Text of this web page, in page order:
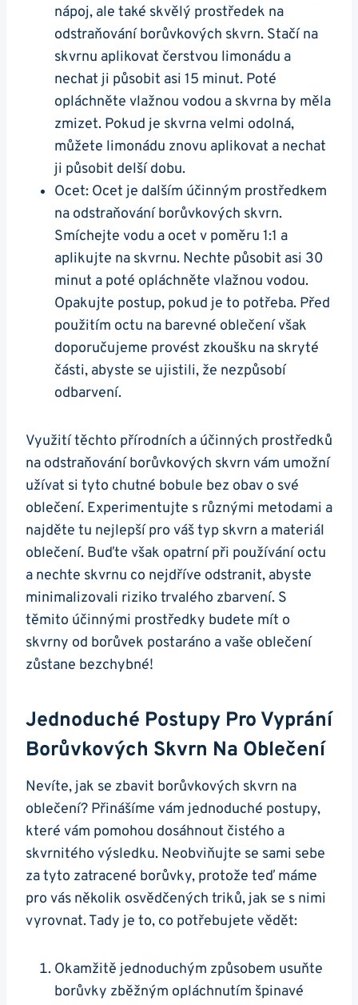
nápoj, ale také skvělý prostředek na
odstraňování borůvkových skvrn. Stačí na
skvrnu aplikovat čerstvou limonádu a
nechat ji působit asi 15 minut. Poté
opláchněte vlažnou vodou a skvrna by měla
zmizet. Pokud je skvrna velmi odolná,
můžete limonádu znovu aplikovat a nechat
ji působit delší dobu.
Ocet: Ocet je dalším účinným prostředkem
na odstraňování borůvkových skvrn.
Smíchejte vodu a ocet v poměru 1:1 a
aplikujte na skvrnu. Nechte působit asi 30
minut a poté opláchněte vlažnou vodou.
Opakujte postup, pokud je to potřeba. Před
použitím octu na barevné oblečení však
doporučujeme provést zkoušku na skryté
části, abyste se ujistili, že nezpůsobí
odbarvení.
Využití těchto přírodních a účinných prostředků
na odstraňování borůvkových skvrn vám umožní
užívat si tyto chutné bobule bez obav o své
oblečení. Experimentujte s různými metodami a
najděte tu nejlepší pro váš typ skvrn a materiál
oblečení. Buďte však opatrní při používání octu
a nechte skvrnu co nejdříve odstranit, abyste
minimalizovali riziko trvalého zbarvení. S
těmito účinnými prostředky budete mít o
skvrny od borůvek postaráno a vaše oblečení
zůstane bezchybné!
Jednoduché Postupy Pro Vyprání
Borůvkových Skvrn Na Oblečení
Nevíte, jak se zbavit borůvkových skvrn na
oblečení? Přinášíme vám jednoduché postupy,
které vám pomohou dosáhnout čistého a
skvrnitého výsledku. Neobviňujte se sami sebe
za tyto zatracené borůvky, protože teď máme
pro vás několik osvědčených triků, jak se s nimi
vyrovnat. Tady je to, co potřebujete vědět:
Okamžitě jednoduchým způsobem usuňte
borůvky zběžným opláchnutím špinavé